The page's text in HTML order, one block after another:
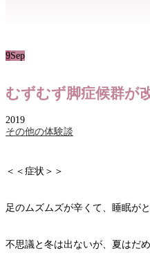
9Sep
むずむず脚症候群が
2019
その他の体験談
＜＜症状＞＞
足のムズムズが辛くて、睡眠がと
不思議と冬は出ないが、夏はだめ